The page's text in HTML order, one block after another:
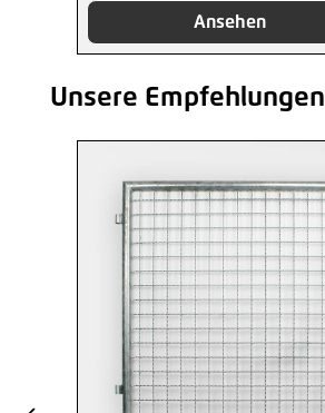
Ansehen
Produktgalerie überspringen
Unsere Empfehlungen